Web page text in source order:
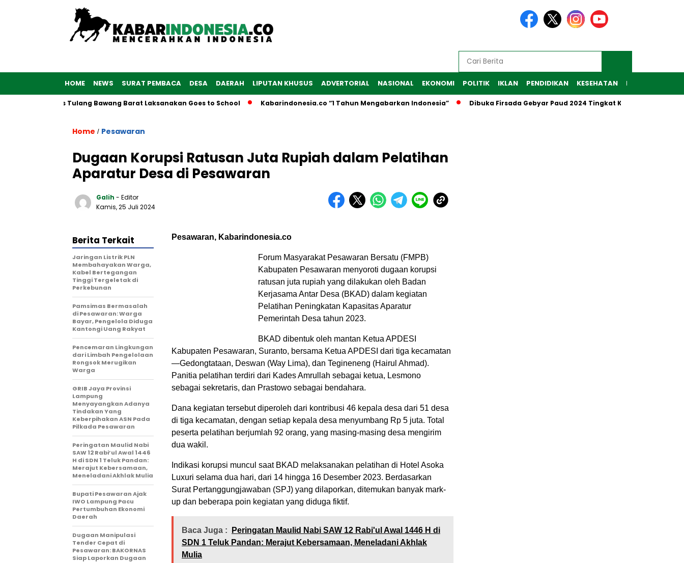
HOME NEWS SURAT PEMBACA DESA DAERAH LIPUTAN KHUSUS ADVERTORIAL NASIONAL EKONOMI POLITIK IKLAN PENDIDIKAN KESEHATAN RAGAM
Polres Tulang Bawang Barat Laksanakan Goes to School Kabarindonesia.co “1 Tahun Mengabarkan Indonesia” Dibuka Firsada Gebyar Paud 2024 Tingkat Kabupaten Tubaba
Home / Pesawaran
Dugaan Korupsi Ratusan Juta Rupiah dalam Pelatihan
Aparatur Desa di Pesawaran
Galih - Editor
Kamis, 25 Juli 2024
Pesawaran, Kabarindonesia.co
Forum Masyarakat Pesawaran Bersatu (FMPB)
Kabupaten Pesawaran menyoroti dugaan korupsi
ratusan juta rupiah yang dilakukan oleh Badan
Kerjasama Antar Desa (BKAD) dalam kegiatan
Pelatihan Peningkatan Kapasitas Aparatur
Pemerintah Desa tahun 2023.
BKAD dibentuk oleh mantan Ketua APDESI
Kabupaten Pesawaran, Suranto, bersama Ketua APDESI dari tiga kecamatan
—Gedongtataan, Deswan (Way Lima), dan Tegineneng (Hairul Ahmad).
Panitia pelatihan terdiri dari Kades Amrullah sebagai ketua, Lesmono
sebagai sekretaris, dan Prastowo sebagai bendahara.
Dana kegiatan tersebut diperoleh dari kontribusi 46 kepala desa dari 51 desa
di tiga kecamatan, dengan setiap kepala desa menyumbang Rp 5 juta. Total
peserta pelatihan berjumlah 92 orang, yang masing-masing desa mengirim
dua wakil.
Indikasi korupsi muncul saat BKAD melaksanakan pelatihan di Hotel Asoka
Luxuri selama dua hari, dari 14 hingga 16 Desember 2023. Berdasarkan
Surat Pertanggungjawaban (SPJ) yang dilaporkan, ditemukan banyak mark-
up dan beberapa poin kegiatan yang diduga fiktif.
Baca Juga :
Peringatan Maulid Nabi SAW 12 Rabi'ul Awal 1446 H di
SDN 1 Teluk Pandan: Merajut Kebersamaan, Meneladani Akhlak
Mulia
Berita Terkait
Jaringan Listrik PLN
Membahayakan Warga,
Kabel Bertegangan
Tinggi Tergeletak di
Perkebunan
Pamsimas Bermasalah
di Pesawaran: Warga
Bayar, Pengelola Diduga
Kantongi Uang Rakyat
Pencemaran Lingkungan
dari Limbah Pengelolaan
Rongsok Merugikan
Warga
GRIB Jaya Provinsi
Lampung
Menyayangkan Adanya
Tindakan Yang
Keberpihakan ASN Pada
Pilkada Pesawaran
Peringatan Maulid Nabi
SAW 12 Rabi’ul Awal 1446
H di SDN 1 Teluk Pandan:
Merajut Kebersamaan,
Meneladani Akhlak Mulia
Bupati Pesawaran Ajak
IWO Lampung Pacu
Pertumbuhan Ekonomi
Daerah
Dugaan Manipulasi
Tender Cepat di
Pesawaran: BAKORNAS
Siap Laporkan Dugaan